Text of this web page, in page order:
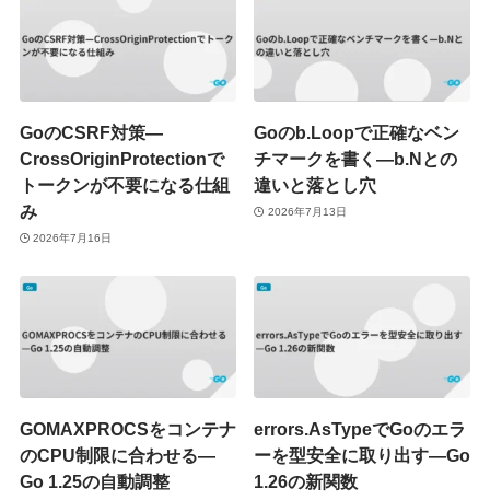
GoのCSRF対策—
CrossOriginProtectionで
トークンが不要になる仕組
み
2026年7月16日
Goのb.Loopで正確なベン
チマークを書く—b.Nとの
違いと落とし穴
2026年7月13日
GOMAXPROCSをコンテナ
のCPU制限に合わせる—
Go 1.25の自動調整
errors.AsTypeでGoのエラ
ーを型安全に取り出す—Go
1.26の新関数